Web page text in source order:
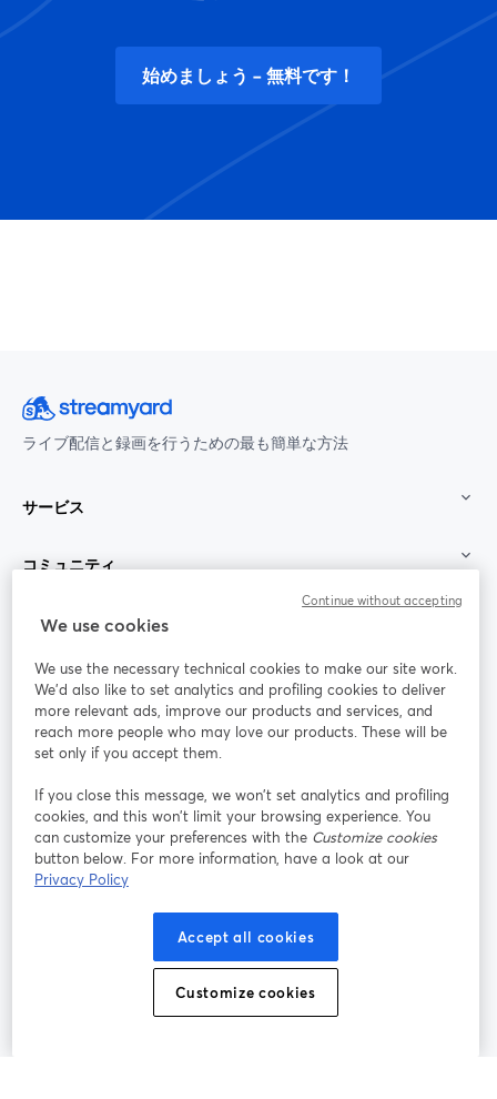
始めましょう - 無料です！
ライブ配信と録画を行うための最も簡単な方法
サービス
コミュニティ
StreamYard：
参加する
ライ
ンセ
ミナ
ー
Facebook
新しいタブで開く(Twitter)
YouTube
Instagram
新しいタブで開く
LinkedIn
新しいタブで開く
新しいタブで開く
プラットフォーム利用規約
個人情報保護方針 クッキーポリシー
We use cookies
We use the necessary technical cookies to make our site work.
We'd also like to set analytics and profiling cookies to deliver
more relevant ads, improve our products and services, and
reach more people who may love our products. These will be
set only if you accept them.
If you close this message, we won’t set analytics and profiling
cookies, and this won’t limit your browsing experience. You
can customize your preferences with the Customize cookies
button below. For more information, have a look at our
Privacy Policy
Accept all cookies
Customize cookies
Continue without accepting